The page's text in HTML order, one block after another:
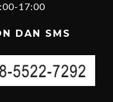
17:00
DAN SMS